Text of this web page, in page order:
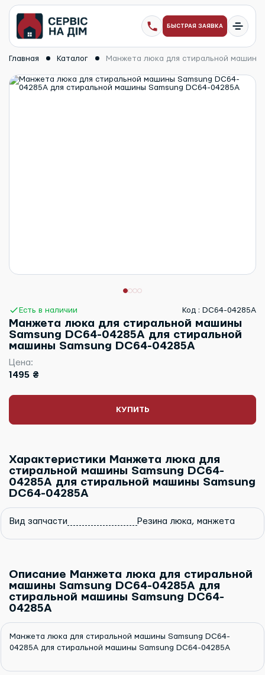
БЫСТРАЯ ЗАЯВКА
Главная Каталог Манжета люка для стиральной машины
Есть в наличии Код : DC64-04285A
Манжета люка для стиральной машины
Samsung DC64-04285A для стиральной
машины Samsung DC64-04285A
Цена:
1495 ₴
КУПИТЬ
Характеристики Манжета люка для
стиральной машины Samsung DC64-
04285A для стиральной машины Samsung
DC64-04285A
Вид запчасти Резина люка, манжета
Описание Манжета люка для стиральной
машины Samsung DC64-04285A для
стиральной машины Samsung DC64-
04285A
Манжета люка для стиральной машины Samsung DC64-
04285A для стиральной машины Samsung DC64-04285A